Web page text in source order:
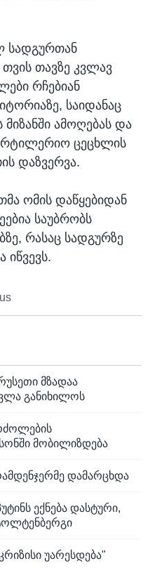
სადგურთან
თავზე კვლავ
რჩებიან
საიდანაც
ამოღებას და
ცეცხლის
დაზვერვა.
ომის დაწყებიდან
საუბრობს
რასაც სადგურზე
იწვევს.
მზადაა
განიხილოს
მობილიზდება
დამარცხდა
ექნება დასტური,
უარესდება"